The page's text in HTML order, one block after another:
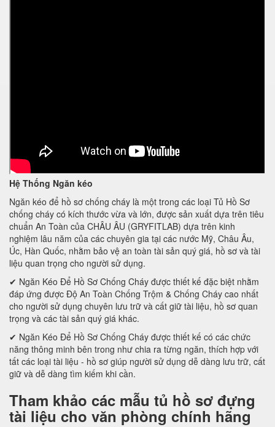
Hệ Thống Ngăn kéo
Ngăn kéo để hồ sơ chống cháy là một trong các loại Tủ Hồ Sơ
chống cháy có kích thước vừa và lớn, được sản xuất dựa trên tiêu
chuẩn An Toàn của CHÂU ÂU (GRYFITLAB) dựa trên kinh
nghiệm lâu năm của các chuyên gia tại các nước Mỹ, Châu Âu,
Úc, Hàn Quốc, nhằm bảo vệ an toàn tài sản quý giá, hồ sơ và tài
liệu quan trọng cho người sử dụng.
✔ Ngăn Kéo Để Hồ Sơ Chống Cháy được thiết kế đặc biệt nhằm
đáp ứng được Độ An Toàn Chống Trộm & Chống Cháy cao nhất
cho người sử dụng chuyên lưu trữ và cất giữ tài liệu, hồ sơ quan
trọng và các tài sản quý giá khác.
✔ Ngăn Kéo Để Hồ Sơ Chống Cháy được thiết kế có các chức
năng thông minh bên trong như chia ra từng ngăn, thích hợp với
tất các loại tài liệu - hồ sơ giúp người sử dụng dễ dàng lưu trữ, cất
giữ và dễ dàng tìm kiếm khi cần.
Tham khảo các mẫu tủ hồ sơ đựng
tài liệu cho văn phòng chính hãng